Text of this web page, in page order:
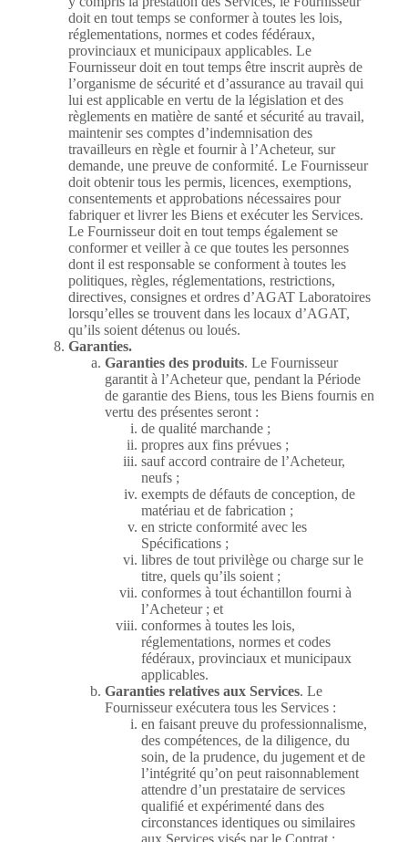
doit en tout temps se conformer à toutes les lois,
réglementations, normes et codes fédéraux,
provinciaux et municipaux applicables. Le
Fournisseur doit en tout temps être inscrit auprès de
l’organisme de sécurité et d’assurance au travail qui
lui est applicable en vertu de la législation et des
règlements en matière de santé et sécurité au travail,
maintenir ses comptes d’indemnisation des
travailleurs en règle et fournir à l’Acheteur, sur
demande, une preuve de conformité. Le Fournisseur
doit obtenir tous les permis, licences, exemptions,
consentements et approbations nécessaires pour
fabriquer et livrer les Biens et exécuter les Services.
Le Fournisseur doit en tout temps également se
conformer et veiller à ce que toutes les personnes
dont il est responsable se conforment à toutes les
politiques, règles, réglementations, restrictions,
directives, consignes et ordres d’AGAT Laboratoires
lorsqu’elles se trouvent dans les locaux d’AGAT,
qu’ils soient détenus ou loués.
Garanties.
Garanties des produits. Le Fournisseur
garantit à l’Acheteur que, pendant la Période
de garantie des Biens, tous les Biens fournis en
vertu des présentes seront :
de qualité marchande ;
propres aux fins prévues ;
sauf accord contraire de l’Acheteur,
neufs ;
exempts de défauts de conception, de
matériau et de fabrication ;
en stricte conformité avec les
Spécifications ;
libres de tout privilège ou charge sur le
titre, quels qu’ils soient ;
conformes à tout échantillon fourni à
l’Acheteur ; et
conformes à toutes les lois,
réglementations, normes et codes
fédéraux, provinciaux et municipaux
applicables.
Garanties relatives aux Services. Le
Fournisseur exécutera tous les Services :
en faisant preuve du professionnalisme,
des compétences, de la diligence, du
soin, de la prudence, du jugement et de
l’intégrité qu’on peut raisonnablement
attendre d’un prestataire de services
qualifié et expérimenté dans des
circonstances identiques ou similaires